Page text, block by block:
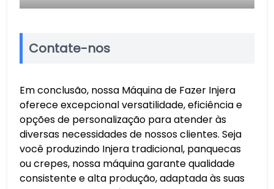
Contate-nos
Em conclusão, nossa Máquina de Fazer Injera
oferece excepcional versatilidade, eficiência e
opções de personalização para atender às
diversas necessidades de nossos clientes. Seja
você produzindo Injera tradicional, panquecas
ou crepes, nossa máquina garante qualidade
consistente e alta produção, adaptada às suas